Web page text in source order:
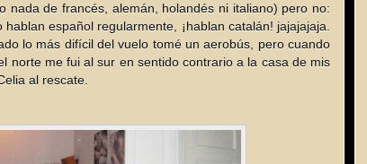
nada de francés, alemán, holandés ni italiano) pero no:
español regularmente, ¡hablan catalán! jajajajaja.
lo más difícil del vuelo tomé un aerobús, pero cuando
norte me fui al sur en sentido contrario a la casa de mis
al rescate.